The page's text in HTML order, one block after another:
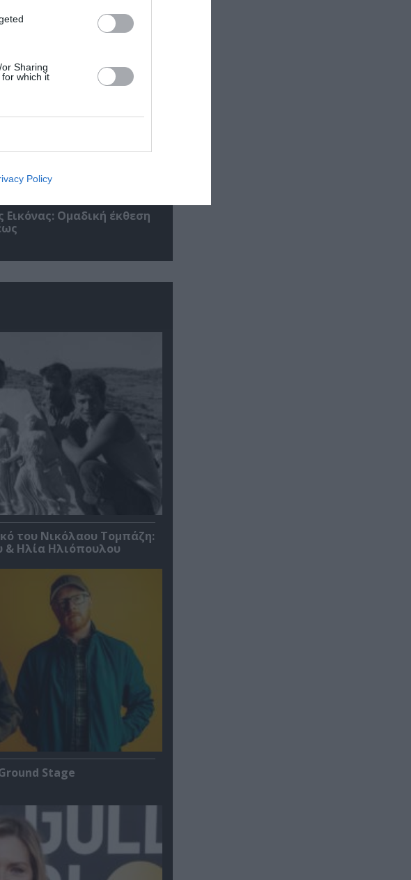
Sharing
which it
Policy
Εικόνας: Ομαδική έκθεση
του Νικόλαου Τομπάζη:
& Ηλία Ηλιόπουλου
Stage